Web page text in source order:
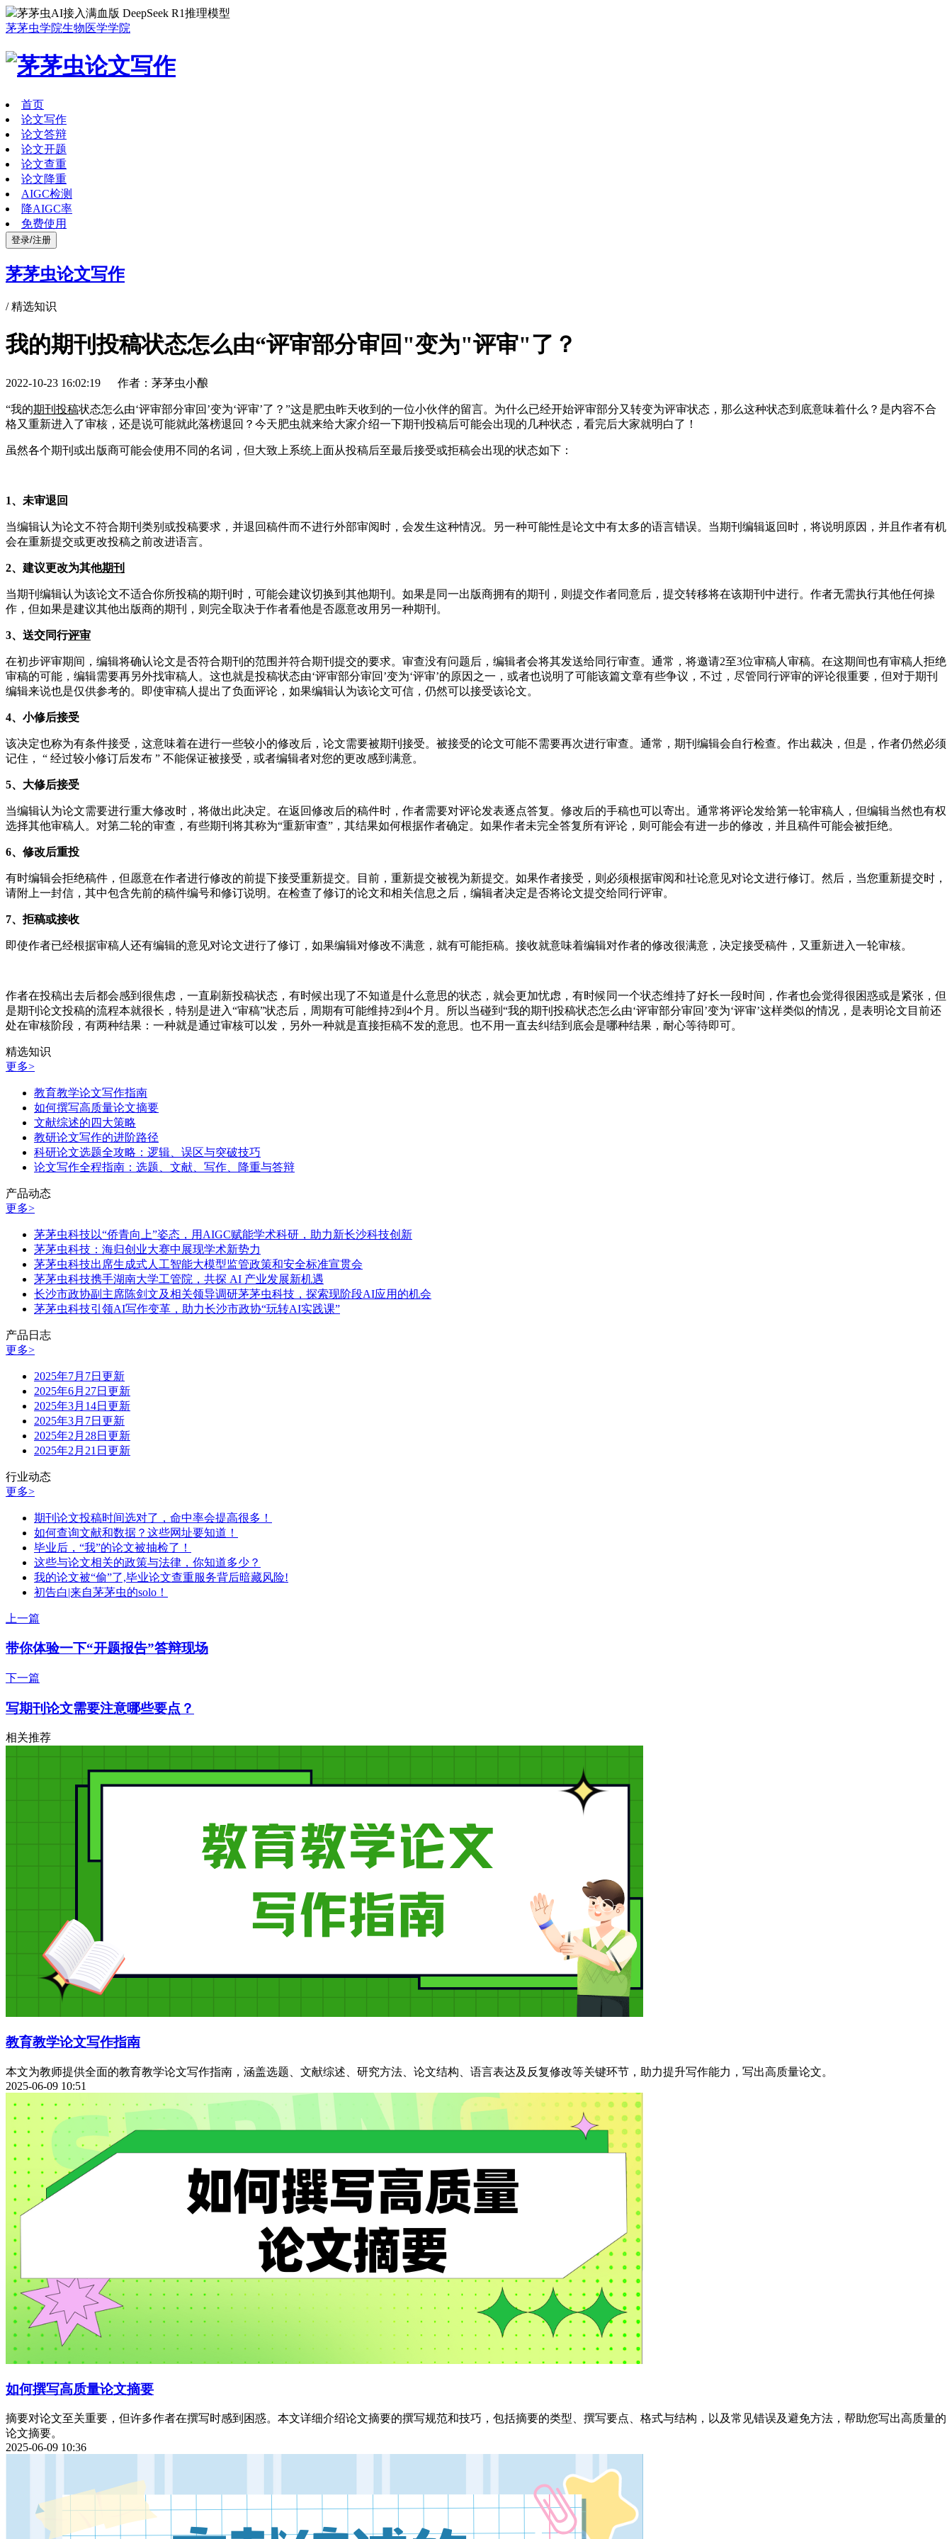
茅茅虫AI接入满血版 DeepSeek R1推理模型
茅茅虫学院生物医学学院
首页
论文写作
论文答辩
论文开题
论文查重
论文降重
AIGC检测
降AIGC率
免费使用
登录/注册
茅茅虫论文写作
/精选知识
我的期刊投稿状态怎么由“评审部分审回"变为"评审"了？
2022-10-23 16:02:19 作者：茅茅虫小酿
“我的期刊投稿状态怎么由‘评审部分审回’变为‘评审’了？”这是肥虫昨天收到的一位小伙伴的留言。为什么已经开始评审部分又转变为评审状态，那么这种状态到底意味着什么？是内容不合
格又重新进入了审核，还是说可能就此落榜退回？今天肥虫就来给大家介绍一下期刊投稿后可能会出现的几种状态，看完后大家就明白了！
虽然各个期刊或出版商可能会使用不同的名词，但大致上系统上面从投稿后至最后接受或拒稿会出现的状态如下：
1、未审退回
当编辑认为论文不符合期刊类别或投稿要求，并退回稿件而不进行外部审阅时，会发生这种情况。另一种可能性是论文中有太多的语言错误。当期刊编辑返回时，将说明原因，并且作者有机
会在重新提交或更改投稿之前改进语言。
2、建议更改为其他期刊
当期刊编辑认为该论文不适合你所投稿的期刊时，可能会建议切换到其他期刊。如果是同一出版商拥有的期刊，则提交作者同意后，提交转移将在该期刊中进行。作者无需执行其他任何操
作，但如果是建议其他出版商的期刊，则完全取决于作者看他是否愿意改用另一种期刊。
3、送交同行评审
在初步评审期间，编辑将确认论文是否符合期刊的范围并符合期刊提交的要求。审查没有问题后，编辑者会将其发送给同行审查。通常，将邀请2至3位审稿人审稿。在这期间也有审稿人拒绝
审稿的可能，编辑需要再另外找审稿人。这也就是投稿状态由‘评审部分审回’变为‘评审’的原因之一，或者也说明了可能该篇文章有些争议，不过，尽管同行评审的评论很重要，但对于期刊
编辑来说也是仅供参考的。即使审稿人提出了负面评论，如果编辑认为该论文可信，仍然可以接受该论文。
4、小修后接受
该决定也称为有条件接受，这意味着在进行一些较小的修改后，论文需要被期刊接受。被接受的论文可能不需要再次进行审查。通常，期刊编辑会自行检查。作出裁决，但是，作者仍然必须
记住， “ 经过较小修订后发布 ” 不能保证被接受，或者编辑者对您的更改感到满意。
5、大修后接受
当编辑认为论文需要进行重大修改时，将做出此决定。在返回修改后的稿件时，作者需要对评论发表逐点答复。修改后的手稿也可以寄出。通常将评论发给第一轮审稿人，但编辑当然也有权
选择其他审稿人。对第二轮的审查，有些期刊将其称为“重新审查”，其结果如何根据作者确定。如果作者未完全答复所有评论，则可能会有进一步的修改，并且稿件可能会被拒绝。
6、修改后重投
有时编辑会拒绝稿件，但愿意在作者进行修改的前提下接受重新提交。目前，重新提交被视为新提交。如果作者接受，则必须根据审阅和社论意见对论文进行修订。然后，当您重新提交时，
请附上一封信，其中包含先前的稿件编号和修订说明。在检查了修订的论文和相关信息之后，编辑者决定是否将论文提交给同行评审。
7、拒稿或接收
即使作者已经根据审稿人还有编辑的意见对论文进行了修订，如果编辑对修改不满意，就有可能拒稿。接收就意味着编辑对作者的修改很满意，决定接受稿件，又重新进入一轮审核。
作者在投稿出去后都会感到很焦虑，一直刷新投稿状态，有时候出现了不知道是什么意思的状态，就会更加忧虑，有时候同一个状态维持了好长一段时间，作者也会觉得很困惑或是紧张，但
是期刊论文投稿的流程本就很长，特别是进入“审稿”状态后，周期有可能维持2到4个月。所以当碰到“我的期刊投稿状态怎么由‘评审部分审回’变为‘评审’这样类似的情况，是表明论文目前还
处在审核阶段，有两种结果：一种就是通过审核可以发，另外一种就是直接拒稿不发的意思。也不用一直去纠结到底会是哪种结果，耐心等待即可。
精选知识
更多>
教育教学论文写作指南
如何撰写高质量论文摘要
文献综述的四大策略
教研论文写作的进阶路径
科研论文选题全攻略：逻辑、误区与突破技巧
论文写作全程指南：选题、文献、写作、降重与答辩
产品动态
更多>
茅茅虫科技以“侨青向上”姿态，用AIGC赋能学术科研，助力新长沙科技创新
茅茅虫科技：海归创业大赛中展现学术新势力
茅茅虫科技出席生成式人工智能大模型监管政策和安全标准宣贯会
茅茅虫科技携手湖南大学工管院，共探 AI 产业发展新机遇
长沙市政协副主席陈剑文及相关领导调研茅茅虫科技，探索现阶段AI应用的机会
茅茅虫科技引领AI写作变革，助力长沙市政协“玩转AI实践课”
产品日志
更多>
2025年7月7日更新
2025年6月27日更新
2025年3月14日更新
2025年3月7日更新
2025年2月28日更新
2025年2月21日更新
行业动态
更多>
期刊论文投稿时间选对了，命中率会提高很多！
如何查询文献和数据？这些网址要知道！
毕业后，“我”的论文被抽检了！
这些与论文相关的政策与法律，你知道多少？
我的论文被“偷”了,毕业论文查重服务背后暗藏风险!
初告白|来自茅茅虫的solo！
上一篇
带你体验一下“开题报告”答辩现场
下一篇
写期刊论文需要注意哪些要点？
相关推荐
教育教学论文写作指南
本文为教师提供全面的教育教学论文写作指南，涵盖选题、文献综述、研究方法、论文结构、语言表达及反复修改等关键环节，助力提升写作能力，写出高质量论文。
2025-06-09 10:51
如何撰写高质量论文摘要
摘要对论文至关重要，但许多作者在撰写时感到困惑。本文详细介绍论文摘要的撰写规范和技巧，包括摘要的类型、撰写要点、格式与结构，以及常见错误及避免方法，帮助您写出高质量的
论文摘要。
2025-06-09 10:36